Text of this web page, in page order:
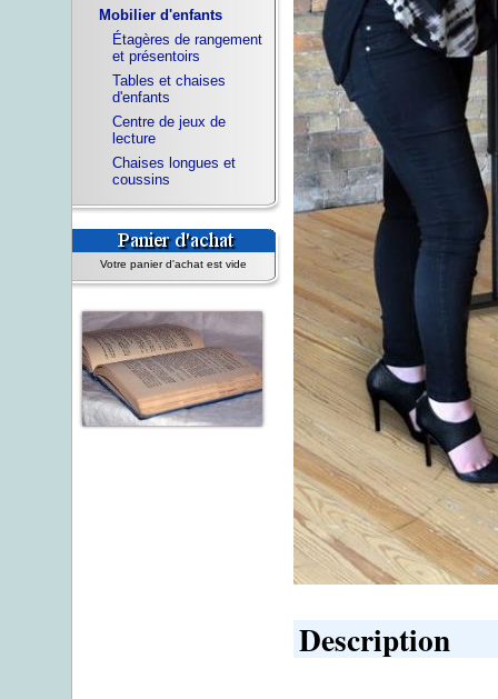
Mobilier d'enfants
Étagères de rangement
et présentoirs
Tables et chaises
d'enfants
Centre de jeux de
lecture
Chaises longues et
coussins
Votre panier d'achat est vide
Description